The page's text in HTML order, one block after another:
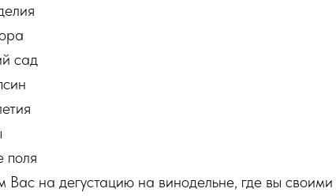
сад
поля
на дегустацию на винодельне, где вы своими